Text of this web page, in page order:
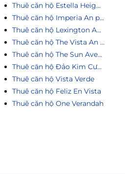
Thuê căn hộ Estella Heights
Thuê căn hộ Imperia An phú
Thuê căn hộ Lexington An Phú
Thuê căn hộ The Vista An Phú
Thuê căn hộ The Sun Avenue
Thuê căn hộ Đảo Kim Cương
Thuê căn hộ Vista Verde
Thuê căn hộ Feliz En Vista
Thuê căn hộ One Verandah